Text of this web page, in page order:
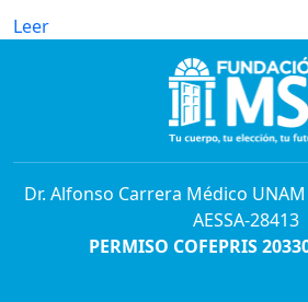
Leer
Dr. Alfonso Carrera Médico
AESSA-28413
PERMISO COFEPRIS